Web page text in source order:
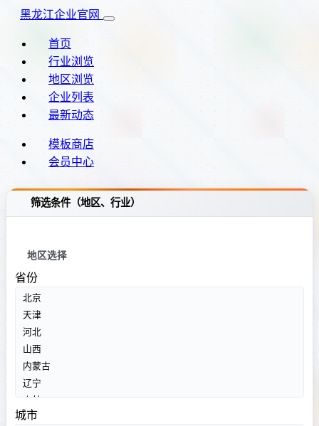
黑龙江企业官网
首页
行业浏览
地区浏览
企业列表
最新动态
模板商店
会员中心
筛选条件（地区、行业）
地区选择
省份
北京
天津
河北
山西
内蒙古
辽宁
吉林
黑龙江
城市